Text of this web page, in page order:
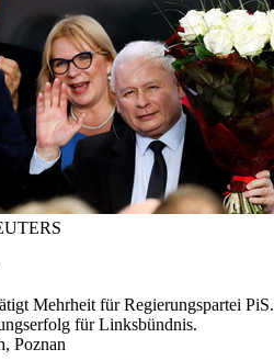
Mehrheit für Regierungspartei PiS.
für Linksbündnis.
Poznan